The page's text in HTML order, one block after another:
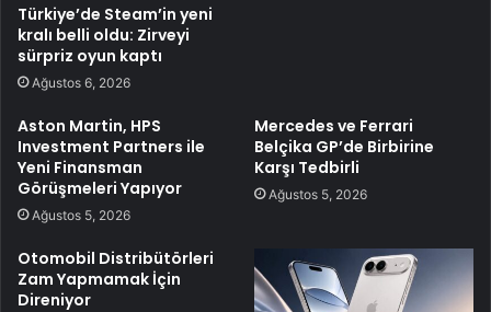
Türkiye’de Steam’in yeni
kralı belli oldu: Zirveyi
sürpriz oyun kaptı
Ağustos 6, 2026
Aston Martin, HPS
Investment Partners ile
Yeni Finansman
Görüşmeleri Yapıyor
Ağustos 5, 2026
Mercedes ve Ferrari
Belçika GP’de Birbirine
Karşı Tedbirli
Ağustos 5, 2026
Otomobil Distribütörleri
Zam Yapmamak İçin
Direniyor